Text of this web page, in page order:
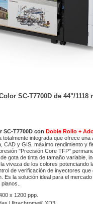
SC-T7700D de 44"/1118
SC-T7700D con Doble Rollo +
totalmente integrada que ofrece una
CAD y GIS, máximo rendimiento y
"Precisión Core TFP"
gota de tinta de tamaño variable,
viveza de los colores potenciando
de verificación de inyectores que
Es la solución ideal para el mercado
x 1200 ppp.